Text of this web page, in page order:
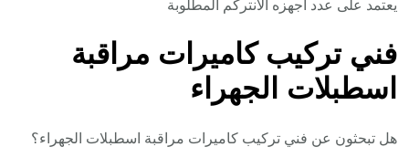
يعتمد على عدد اجهزه الأنتركم المطلوبة
فني تركيب كاميرات مراقبة
اسطبلات الجهراء
هل تبحثون عن فني تركيب كاميرات مراقبة اسطبلات الجهراء؟